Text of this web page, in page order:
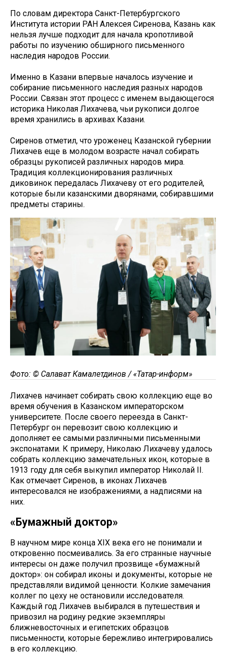
По словам директора Санкт-Петербургского
Института истории РАН Алексея Сиренова, Казань как
нельзя лучше подходит для начала кропотливой
работы по изучению обширного письменного
наследия народов России.
Именно в Казани впервые началось изучение и
собирание письменного наследия разных народов
России. Связан этот процесс с именем выдающегося
историка Николая Лихачева, чьи рукописи долгое
время хранились в архивах Казани.
Сиренов отметил, что уроженец Казанской губернии
Лихачев еще в молодом возрасте начал собирать
образцы рукописей различных народов мира.
Традиция коллекционирования различных
диковинок передалась Лихачеву от его родителей,
которые были казанскими дворянами, собиравшими
предметы старины.
Фото: © Салават Камалетдинов / «Татар-информ»
Лихачев начинает собирать свою коллекцию еще во
время обучения в Казанском императорском
университете. После своего переезда в Санкт-
Петербург он перевозит свою коллекцию и
дополняет ее самыми различными письменными
экспонатами. К примеру, Николаю Лихачеву удалось
собрать коллекцию замечательных икон, которые в
1913 году для себя выкупил император Николай II.
Как отмечает Сиренов, в иконах Лихачев
интересовался не изображениями, а надписями на
них.
«Бумажный доктор»
В научном мире конца XIX века его не понимали и
откровенно посмеивались. За его странные научные
интересы он даже получил прозвище «бумажный
доктор»: он собирал иконы и документы, которые не
представляли видимой ценности. Колкие замечания
коллег по цеху не остановили исследователя.
Каждый год Лихачев выбирался в путешествия и
привозил на родину редкие экземпляры
ближневосточных и египетских образцов
письменности, которые бережливо интегрировались
в его коллекцию.